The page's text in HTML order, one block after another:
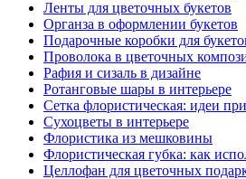
Ленты для цветочных букетов
Органза в оформлении букетов
Подарочные коробки для
Проволока в цветочных
Рафия и сизаль в дизайне
Ротанговые шары в интерьере
Сетка флористическая: идеи
Сухоцветы в интерьере
Флористика из мешковины
Флористическая губка: как
Целлофан для цветочных